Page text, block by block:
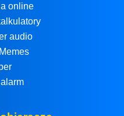
online
audio